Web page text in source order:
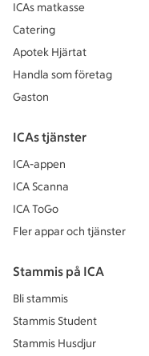
ICAs matkasse
Catering
Apotek Hjärtat
Handla som företag
Gaston
ICAs tjänster
ICA-appen
ICA Scanna
ICA ToGo
Fler appar och tjänster
Stammis på ICA
Bli stammis
Stammis Student
Stammis Husdjur